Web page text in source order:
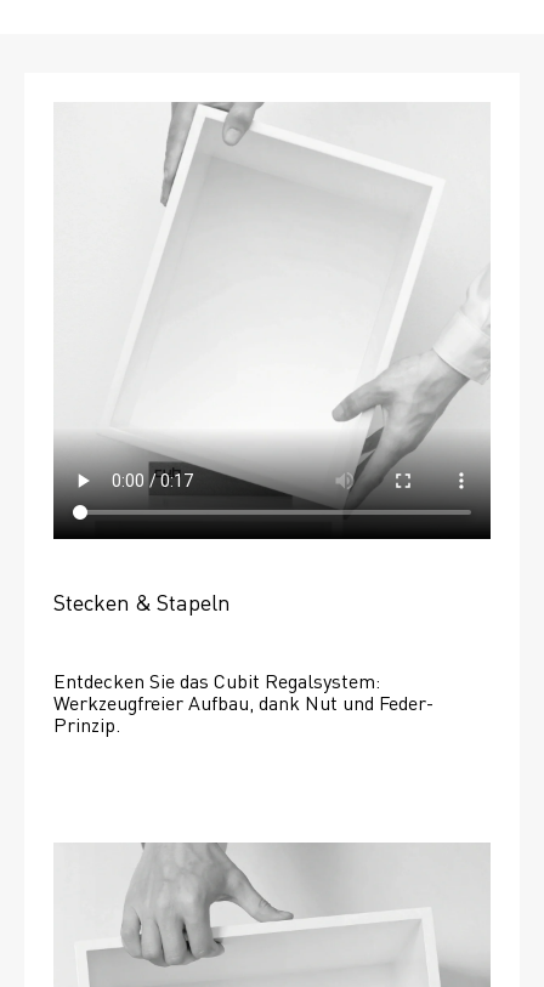
Stecken & Stapeln
Entdecken Sie das Cubit Regalsystem:
Werkzeugfreier Aufbau, dank Nut und Feder-
Prinzip.